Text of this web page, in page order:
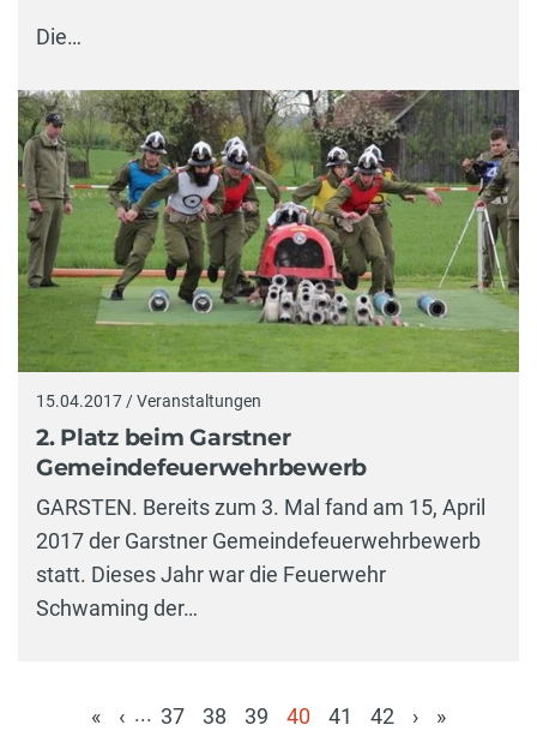
Die…
15.04.2017 / Veranstaltungen
2. Platz beim Garstner
Gemeindefeuerwehrbewerb
GARSTEN. Bereits zum 3. Mal fand am 15, April
2017 der Garstner Gemeindefeuerwehrbewerb
statt. Dieses Jahr war die Feuerwehr
Schwaming der…
« ‹ ... 37 38 39
40
41 42 › »